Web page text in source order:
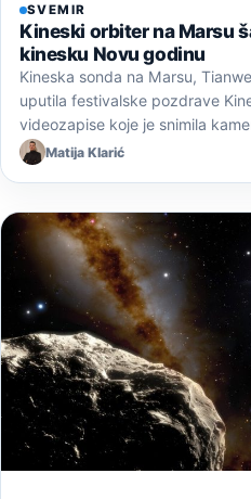
SVEMIR
Kineski orbiter na Marsu
kinesku Novu godinu
Kineska sonda na Marsu,
uputila festivalske pozdrave
videozapise koje je snimila
Matija Klarić